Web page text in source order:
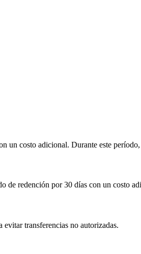
un costo adicional. Durante este
de redención por 30 días con un costo
evitar transferencias no autorizadas.